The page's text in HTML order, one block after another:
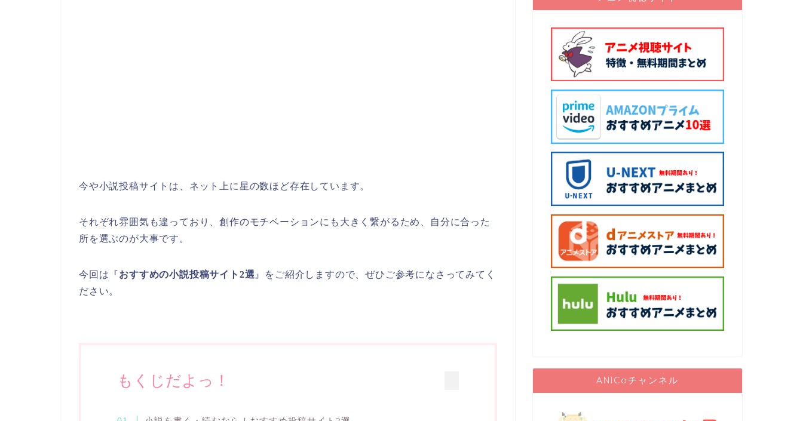
今や小説投稿サイトは、ネット上に星の数ほど存在しています。
それぞれ雰囲気も違っており、創作のモチベーションにも大きく繋がるため、自分に合った
所を選ぶのが大事です。
今回は『おすすめの小説投稿サイト2選 』をご紹介しますので、ぜひご参考になさってみてく
ださい。
もくじだよっ！ ANICoチャンネル